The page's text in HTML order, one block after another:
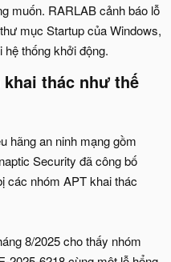
muốn. RARLAB cảnh báo lỗ
mục Startup của Windows,
thống khởi động.
thác như thế
hãng an ninh mạng gồm
Security đã công bố
các nhóm APT khai thác
8/2025 cho thấy nhóm